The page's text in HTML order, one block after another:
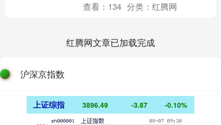
查看： 134 分类：红腾网
红腾网文章已加载完成
沪深京指数
上证综指 3896.49 -3.87 -0.10%